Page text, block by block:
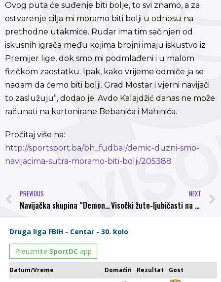
Ovog puta će suđenje biti bolje, to svi znamo, a za
ostvarenje cilja mi moramo biti bolji u odnosu na
prethodne utakmice. Rudar ima tim sačinjen od
iskusnih igrača među kojima brojni imaju iskustvo iz
Premijer lige, dok smo mi podmlađeni i u malom
fizičkom zaostatku. Ipak, kako vrijeme odmiče ja se
nadam da ćemo biti bolji. Grad Mostar i vjerni navijači
to zaslužuju”, dodao je. Avdo Kalajdžić danas ne može
računati na kartonirane Bebanića i Mahinića.
Pročitaj više na:
http://sportsport.ba/bh_fudbal/demic-duzni-smo-
navijacima-sutra-moramo-biti-bolji/205388
PREVIOUS
Navijačka skupina “Demoni”: Poziv za organizovani odlazak na gostovanje u Gabelu
NEXT
Visočki žuto-ljubičasti na teškom ispitu u Gabeli